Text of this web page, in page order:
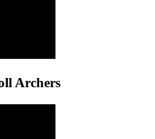
Archers